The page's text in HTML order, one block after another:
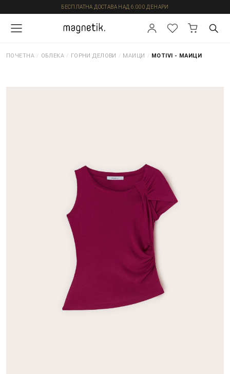
БЕСПЛАТНА ДОСТАВА НАД 6.000 ДЕНАРИ
ПОЧЕТНА / ОБЛЕКА / ГОРНИ ДЕЛОВИ / МАИЦИ / MOTIVI - МАИЦИ